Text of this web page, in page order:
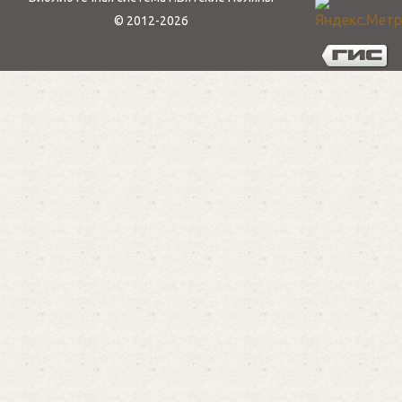
Правила использования cookie